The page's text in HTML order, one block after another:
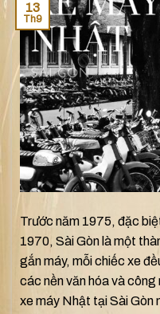
13
Th9
Trước năm 1975, đặc
1970, Sài Gòn là một
gắn máy, mỗi chiếc xe
các nền văn hóa và
xe máy Nhật tại Sài Gòn